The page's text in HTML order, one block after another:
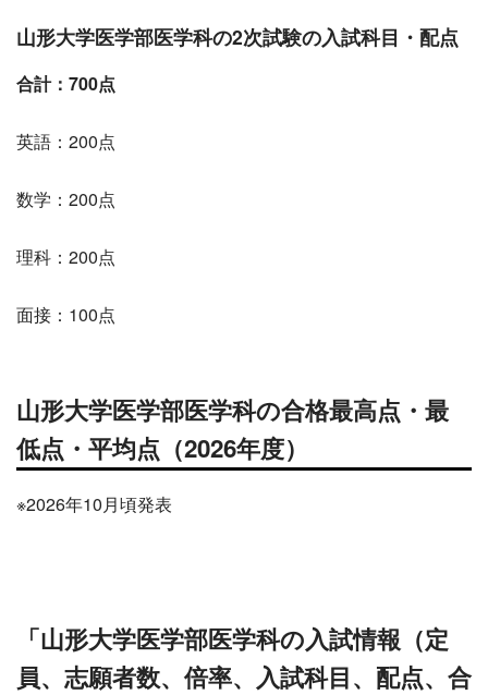
山形大学医学部医学科の2次試験の入試科目・配点
合計：700点
英語：200点
数学：200点
理科：200点
面接：100点
山形大学医学部医学科の合格最高点・最
低点・平均点 （2026年度）
※2026年10月頃発表
「山形大学医学部医学科の入試情報（定
員、志願者数、倍率、入試科目、配点、合